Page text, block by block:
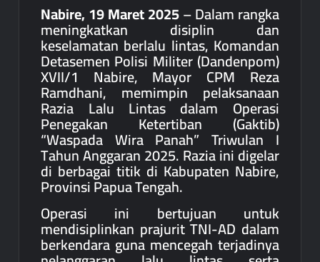
Nabire, 19 Maret 2025– Dalam rangka
meningkatkan disiplin dan
keselamatan berlalu lintas, Komandan
Detasemen Polisi Militer (Dandenpom)
XVII/1 Nabire, Mayor CPM Reza
Ramdhani, memimpin pelaksanaan
Razia Lalu Lintas dalam Operasi
Penegakan Ketertiban (Gaktib)
“Waspada Wira Panah” Triwulan I
Tahun Anggaran 2025. Razia ini digelar
di berbagai titik di Kabupaten Nabire,
Provinsi Papua Tengah.
Operasi ini bertujuan untuk
mendisiplinkan prajurit TNI-AD dalam
berkendara guna mencegah terjadinya